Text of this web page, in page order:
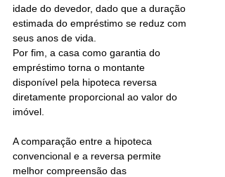
idade do devedor, dado que a duração
estimada do empréstimo se reduz com
seus anos de vida.
Por fim, a casa como garantia do
empréstimo torna o montante
disponível pela hipoteca reversa
diretamente proporcional ao valor do
imóvel.
A comparação entre a hipoteca
convencional e a reversa permite
melhor compreensão das